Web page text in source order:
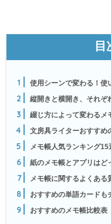
目
1 使用シーンで変わる！使
2 縦開きと横開き、それぞ
3 綴じ方によって変わるメ
4 文房具ライターおすすめ
5 メモ帳人気ランキング15
6 紙のメモ帳とアプリはど
7 メモ帳に関するよくある
8 おすすめの単語カードも
9 おすすめのメモ帳比較表